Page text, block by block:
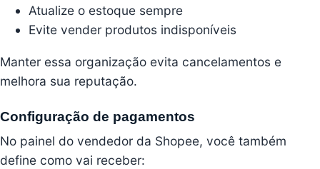
Atualize o estoque sempre
Evite vender produtos indisponíveis
Manter essa organização evita cancelamentos e
melhora sua reputação.
Configuração de pagamentos
No painel do vendedor da Shopee, você também
define como vai receber: